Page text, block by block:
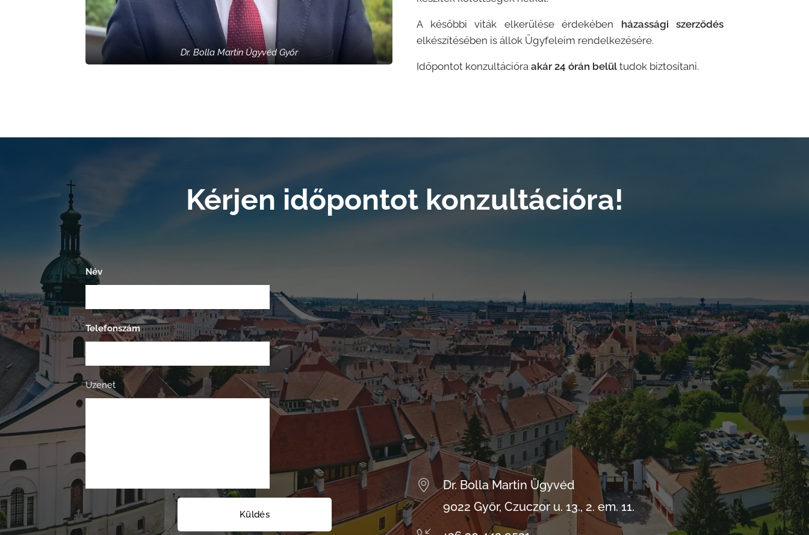
Dr. Bolla Martin Ügyvéd Győr
A későbbi viták elkerülése érdekében házassági szerződés
elkészítésében is állok Ügyfeleim rendelkezésére.
Időpontot konzultációra akár 24 órán belül tudok biztosítani.
Kérjen időpontot konzultációra!
Név
Telefonszám
Üzenet
Küldés
Dr. Bolla Martin Ügyvéd
9022 Győr, Czuczor u. 13., 2. em. 11.